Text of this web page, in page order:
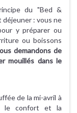
du "Bed &
déjeuner : vous ne
y préparer ou
ou boissons
demandons de
mouillés dans le
de la mi-avril à
le confort et la